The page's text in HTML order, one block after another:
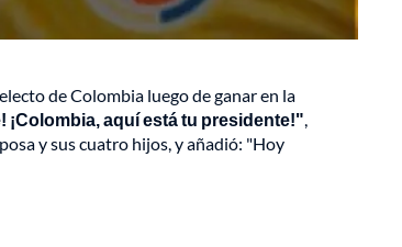
de Colombia luego de ganar en la
¡Colombia, aquí está tu presidente!"
y sus cuatro hijos, y añadió: "Hoy